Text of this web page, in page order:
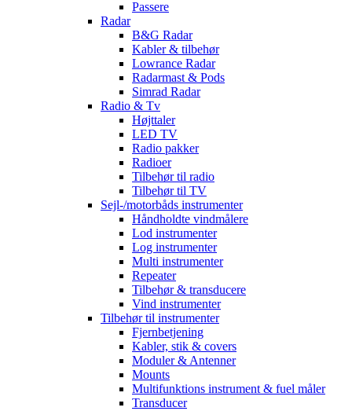
Passere
Radar
B&G Radar
Kabler & tilbehør
Lowrance Radar
Radarmast & Pods
Simrad Radar
Radio & Tv
Højttaler
LED TV
Radio pakker
Radioer
Tilbehør til radio
Tilbehør til TV
Sejl-/motorbåds instrumenter
Håndholdte vindmålere
Lod instrumenter
Log instrumenter
Multi instrumenter
Repeater
Tilbehør & transducere
Vind instrumenter
Tilbehør til instrumenter
Fjernbetjening
Kabler, stik & covers
Moduler & Antenner
Mounts
Multifunktions instrument & fuel måler
Transducer